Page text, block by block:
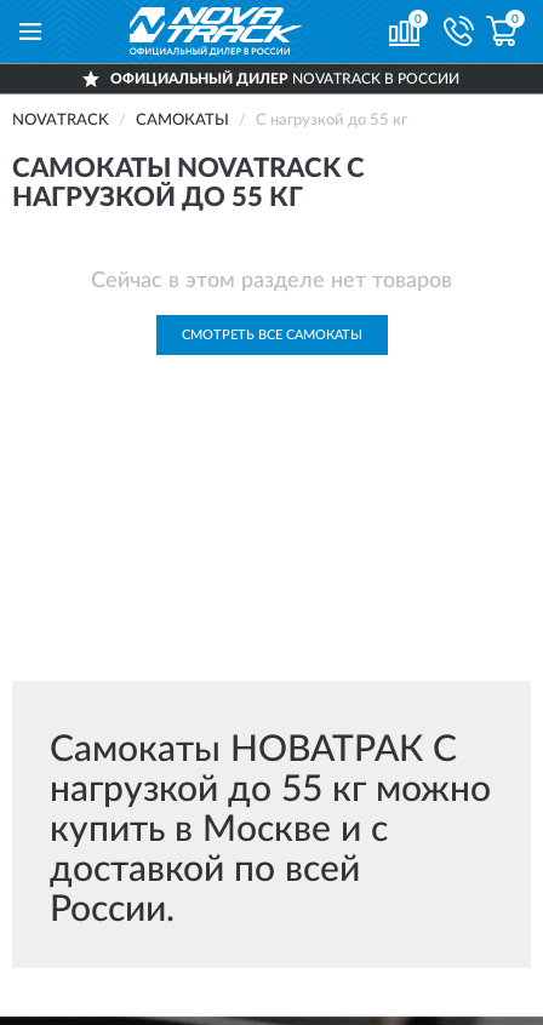
0 0
ОФИЦИАЛЬНЫЙ ДИЛЕРNOVATRACK В РОССИИ
NOVATRACK САМОКАТЫ С нагрузкой до 55 кг
САМОКАТЫ NOVATRACK С
НАГРУЗКОЙ ДО 55 КГ
Сейчас в этом разделе нет товаров
СМОТРЕТЬ ВСЕ САМОКАТЫ
Самокаты НОВАТРАК С
нагрузкой до 55 кг можно
купить в Москве и с
доставкой по всей
России.